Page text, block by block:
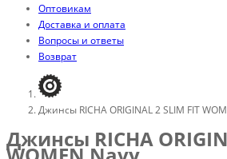
Оптовикам
Доставка и оплата
Вопросы и ответы
Возврат
Джинсы RICHA ORIGINAL 2 SLIM FIT
Джинсы RICHA